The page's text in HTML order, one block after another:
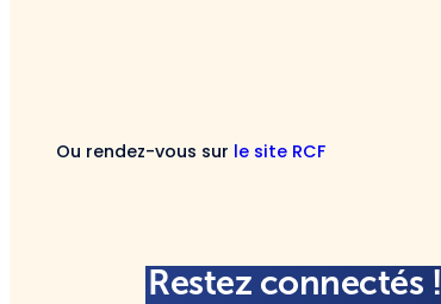
Ou rendez-vous sur le site RCF
Restez connectés !